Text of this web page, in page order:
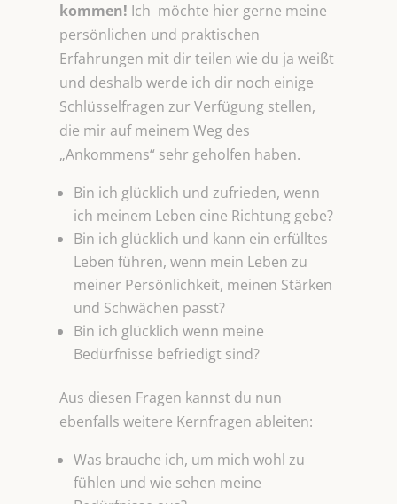
kommen! Ich möchte hier gerne meine
persönlichen und praktischen
Erfahrungen mit dir teilen wie du ja weißt
und deshalb werde ich dir noch einige
Schlüsselfragen zur Verfügung stellen,
die mir auf meinem Weg des
„Ankommens“ sehr geholfen haben.
Bin ich glücklich und zufrieden, wenn
ich meinem Leben eine Richtung gebe?
Bin ich glücklich und kann ein erfülltes
Leben führen, wenn mein Leben zu
meiner Persönlichkeit, meinen Stärken
und Schwächen passt?
Bin ich glücklich wenn meine
Bedürfnisse befriedigt sind?
Aus diesen Fragen kannst du nun
ebenfalls weitere Kernfragen ableiten:
Was brauche ich, um mich wohl zu
fühlen und wie sehen meine